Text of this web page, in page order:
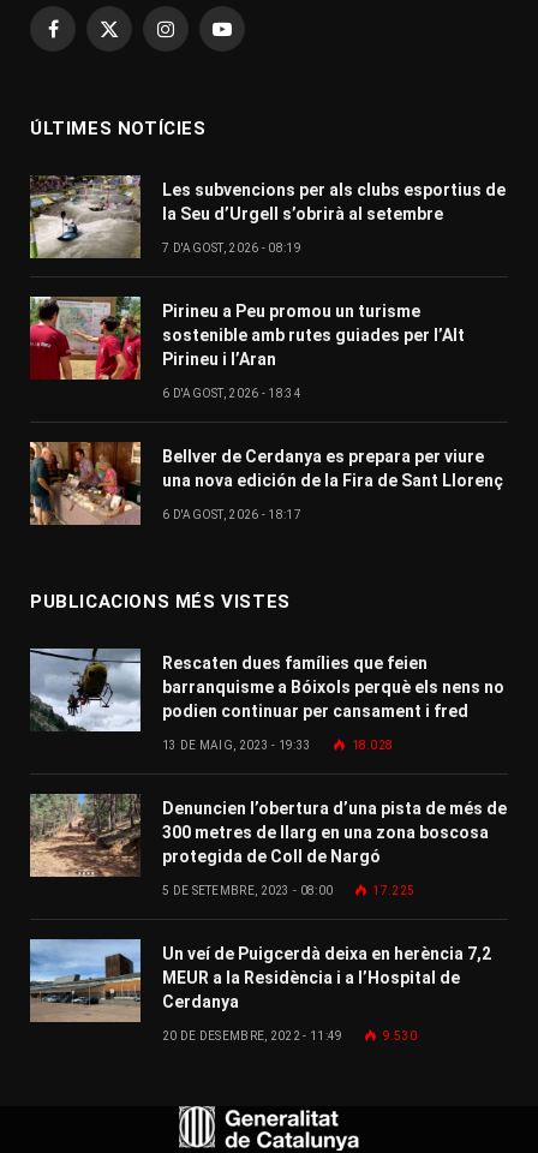
Facebook
X
InstagramYouTube
ÚLTIMES NOTÍCIES
Les subvencions per als clubs esportius de
la Seu d’Urgell s’obrirà al setembre
7 D'AGOST, 2026 - 08:19
Pirineu a Peu promou un turisme
sostenible amb rutes guiades per l’Alt
Pirineu i l’Aran
6 D'AGOST, 2026 - 18:34
Bellver de Cerdanya es prepara per viure
una nova edición de la Fira de Sant Llorenç
6 D'AGOST, 2026 - 18:17
PUBLICACIONS MÉS VISTES
Rescaten dues famílies que feien
barranquisme a Bóixols perquè els nens no
podien continuar per cansament i fred
13 DE MAIG, 2023 - 19:33 18.028
Denuncien l’obertura d’una pista de més de
300 metres de llarg en una zona boscosa
protegida de Coll de Nargó
5 DE SETEMBRE, 2023 - 08:00 17.225
Un veí de Puigcerdà deixa en herència 7,2
MEUR a la Residència i a l’Hospital de
Cerdanya
20 DE DESEMBRE, 2022 - 11:49 9.530